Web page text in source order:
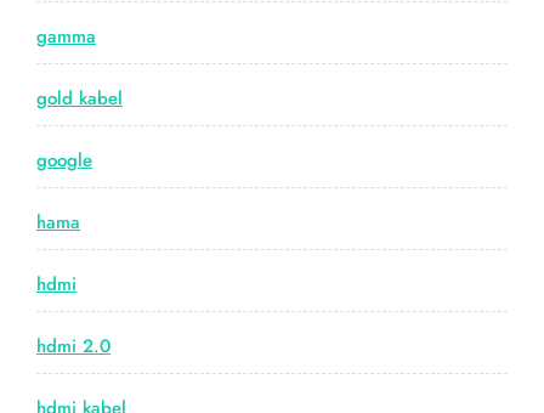
gamma
gold kabel
google
hama
hdmi
hdmi 2.0